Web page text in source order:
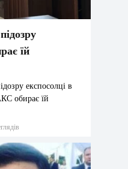
їй
експосолці в
обирає їй